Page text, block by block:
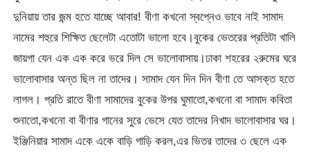
দুনিয়ায় তার জন্ম হতে যাচ্ছে আবার! বীণা কখনো স্বপ্নেও ভাবে নাই সামাদ
নামের শহুরে শিক্ষিত ছেলেটা এতোটা ভালো হবে।বুকের ভেতরের প্রতিটা খালি
জায়গা যেন এক এক করে ভরে দিল সে ভালোবাসায়।ঢাকা শহরের ২রুমের ঘরে
ভালোবাসার অন্ত ছিল না তাদের। সামাদ যেন দিন দিন বীণা তে আসক্ত হতে
লাগল। প্রতি রাতে বীণা সামাদের বুকের উপর ঘুমাতো,কখনো বা সামাদ কবিতা
শুনাতো,কখনো বা বীণার গানের সুরে ভেসে যেত তাদের নিখাদ ভালোবাসার ঘর।
ইঞ্জিনিয়ার সামাদ একে একে বাড়ি গাড়ি করল,এর ভিতর তাদের ৩ ছেলে এক